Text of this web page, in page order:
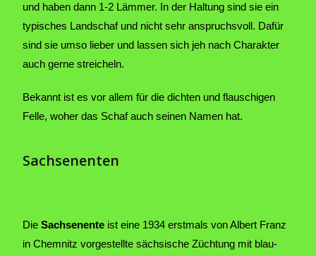
und haben dann 1-2 Lämmer. In der Haltung sind sie ein
typisches Landschaf und nicht sehr anspruchsvoll. Dafür
sind sie umso lieber und lassen sich jeh nach Charakter
auch gerne streicheln.
Bekannt ist es vor allem für die dichten und flauschigen
Felle, woher das Schaf auch seinen Namen hat.
Sachsenenten
DieSachsenente ist eine 1934 erstmals von Albert Franz
in Chemnitz vorgestellte sächsische Züchtung mit blau-